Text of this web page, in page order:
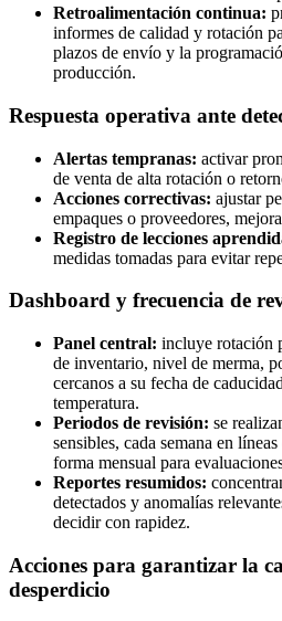
Retroalimentación continua:
informes de calidad y rotación
plazos de envío y la
producción.
Respuesta operativa ante
Alertas tempranas: activar
de venta de alta rotación o
Acciones correctivas: ajustar
empaques o proveedores,
Registro de lecciones
medidas tomadas para evitar
Dashboard y frecuencia de
Panel central: incluye rotación
de inventario, nivel de merma,
cercanos a su fecha de
temperatura.
Periodos de revisión: se
sensibles, cada semana en
forma mensual para
Reportes resumidos:
detectados y anomalías
decidir con rapidez.
Acciones para garantizar la
desperdicio